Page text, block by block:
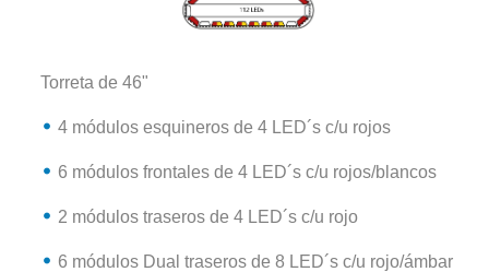
Torreta de 46"
4 módulos esquineros de 4 LED´s c/u rojos
6 módulos frontales de 4 LED´s c/u rojos/blancos
2 módulos traseros de 4 LED´s c/u rojo
6 módulos Dual traseros de 8 LED´s c/u rojo/ámbar